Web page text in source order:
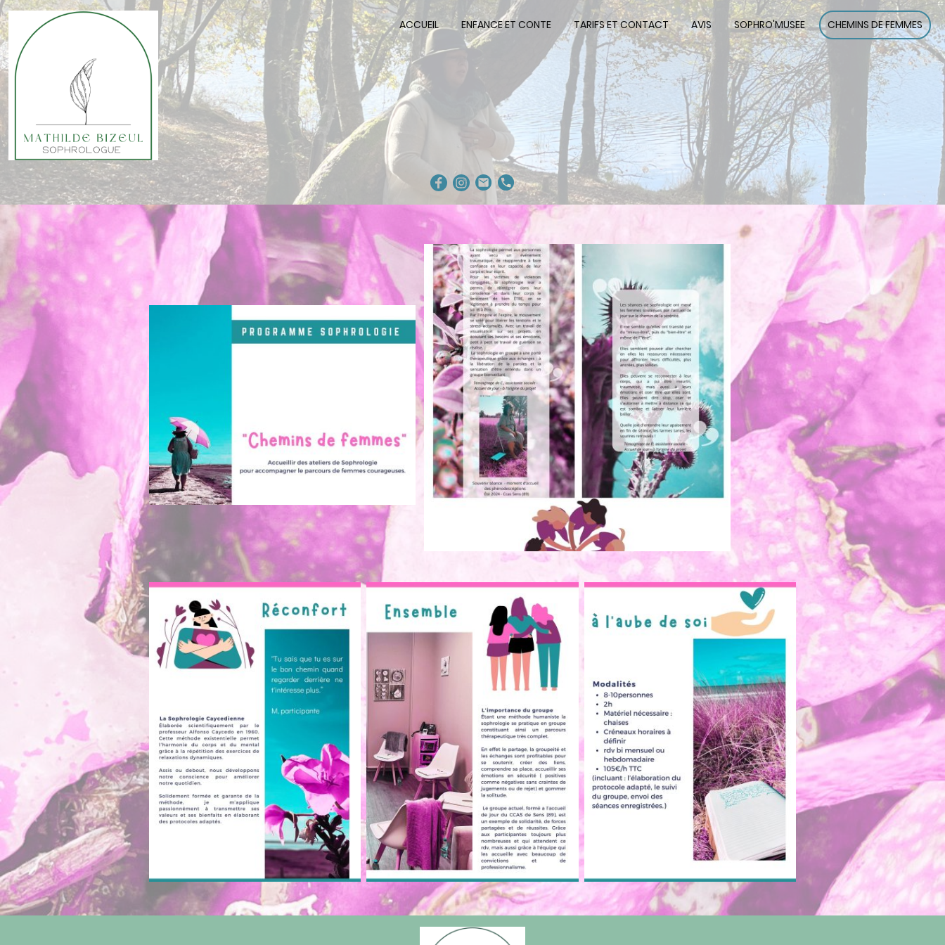
ACCUEIL ENFANCE ET CONTE TARIFS ET CONTACT AVIS SOPHRO'MUSEE CHEMINS DE FEMMES